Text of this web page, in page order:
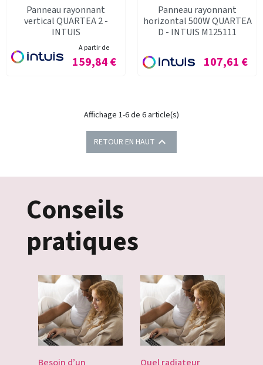
Panneau rayonnant
vertical QUARTEA 2 -
INTUIS
A partir de
Prix
159,84 €
Panneau rayonnant
horizontal 500W QUARTEA
D - INTUIS M125111
Prix
107,61 €
Affichage 1-6 de 6 article(s)
RETOUR EN HAUT 
Conseils
pratiques